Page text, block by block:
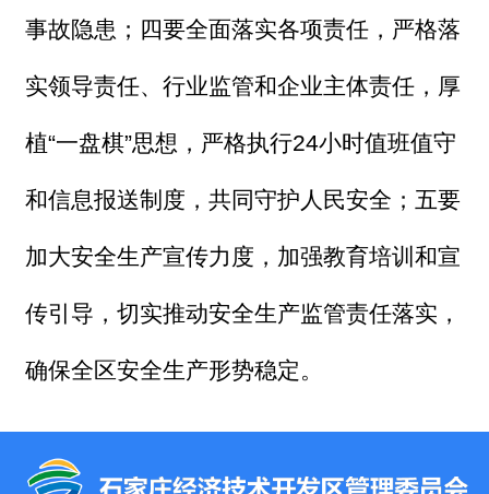
事故隐患；四要全面落实各项责任，严格落
实领导责任、行业监管和企业主体责任，厚
植“一盘棋”思想，严格执行24小时值班值守
和信息报送制度，共同守护人民安全；五要
加大安全生产宣传力度，加强教育培训和宣
传引导，切实推动安全生产监管责任落实，
确保全区安全生产形势稳定。